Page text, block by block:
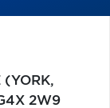
(YORK,
2W9